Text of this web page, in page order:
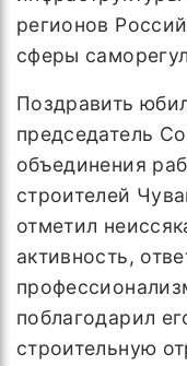
регионов
сферы
Поздравить
председатель
объединения
строителей
отметил
активность,
поблагодарил
строительную